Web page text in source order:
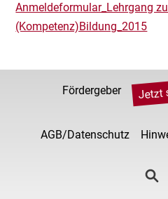
Anmeldeformular_Lehrgang
(Kompetenz)Bildung_2015
Fördergeber Jetzt
AGB/Datenschutz